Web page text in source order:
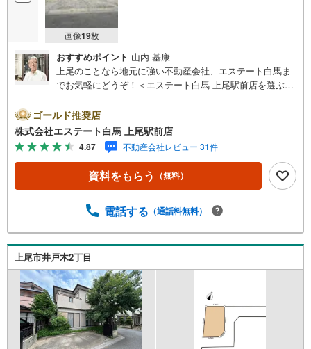
画像19枚
おすすめポイント 山内 基康
上尾のことなら地元に強い不動産会社、エステート白馬ま
でお気軽にどうぞ！＜エステート白馬 上尾駅前店を選ぶ5
「イトーヨーカドー上尾駅前店」内に立地。2.無料駐車場
完備のお店立体駐車場は全480台収容可。駐車場完備してま
す。3.大型キッズスペース当店自慢のキッズスペースをぜ
ひご覧ください。店内におむつ替えコーナーもご用意して
ます。4.年中無休・365日営業でお手伝い営業時間:10時～2
0時まで。スピードある対応が自慢のお店です。5.提携FP
ルプランナーと無料相談。ローン返済について、老後や学
は宅地建物取引士やファイナンシャルプランナー、住宅ロ
ーンアドバイザーなど、専門資格を持つスタッフが多数在
籍しております。お客様からの資料請求、お問い合わせを
お待ちしております。
ゴールド推奨店
株式会社エステート白馬 上尾駅前店
4.87 不動産会社レビュー 31件
資料をもらう （無料）
電話する （通話料無料）
上尾市井戸木2丁目